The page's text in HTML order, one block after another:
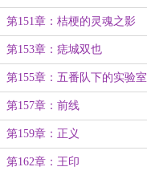
第151章：桔梗的灵魂之影
第153章：痣城双也
第155章：五番队下的实验室
第157章：前线
第159章：正义
第162章：王印